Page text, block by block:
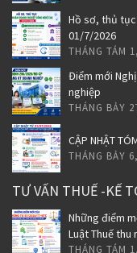
Hồ sơ, thủ
01/7/2026
THÁNG TÁM
Điểm mới
nghiệp
THÁNG BẢY
CẬP NHẬT
THÁNG BẢY
TƯ VẤN THUẾ -KẾ
Những điểm
Luật Thuế thu
THÁNG TÁM